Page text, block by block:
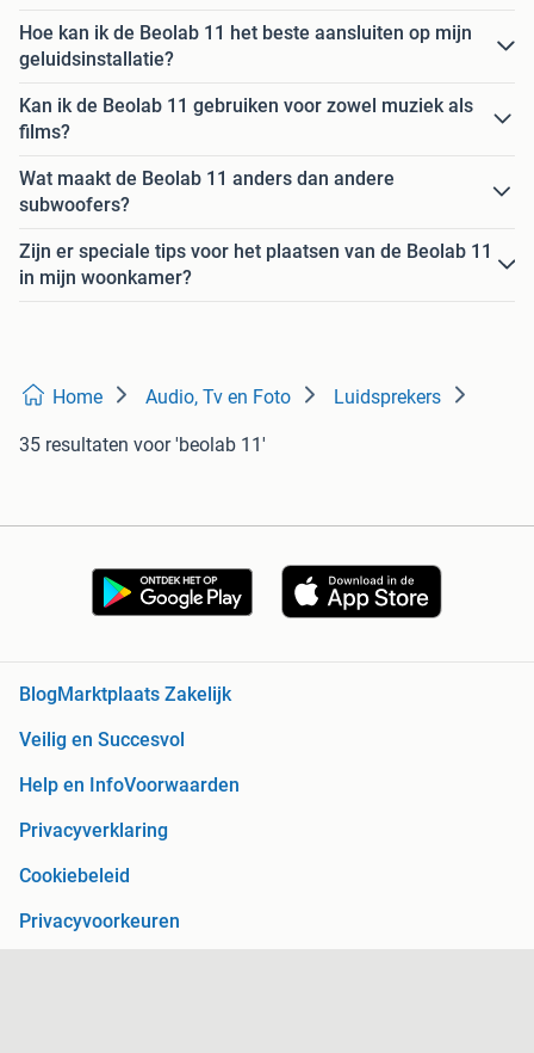
Hoe kan ik de Beolab 11 het beste aansluiten op mijn
geluidsinstallatie?
Kan ik de Beolab 11 gebruiken voor zowel muziek als
films?
Wat maakt de Beolab 11 anders dan andere
subwoofers?
Zijn er speciale tips voor het plaatsen van de Beolab 11
in mijn woonkamer?
Home Audio, Tv en Foto Luidsprekers
35 resultaten voor 'beolab 11'
Blog Marktplaats Zakelijk
Veilig en Succesvol
Help en InfoVoorwaarden
Privacyverklaring
Cookiebeleid
Privacyvoorkeuren